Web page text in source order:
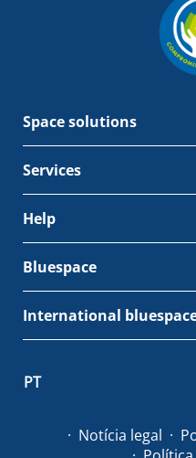
Space solutions
Services
Help
Bluespace
International
Notícia legal
PT